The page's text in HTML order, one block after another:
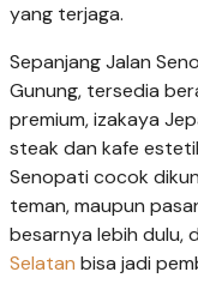
yang terjaga.
Sepanjang Jalan
Gunung, tersedia
premium, izakaya
steak dan kafe
Senopati cocok
teman, maupun
besarnya lebih dulu,
Selatan bisa jadi